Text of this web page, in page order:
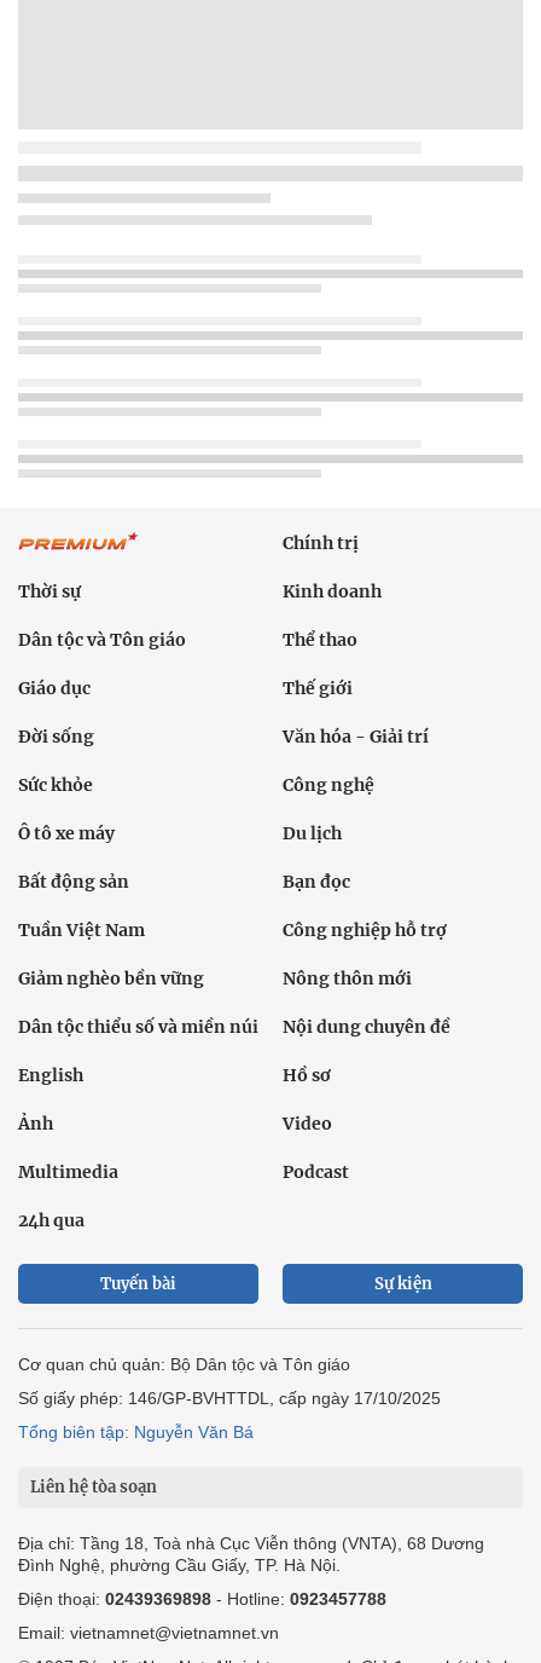
Chính trị
Thời sự Kinh doanh
Dân tộc và Tôn giáo Thể thao
Giáo dục Thế giới
Đời sống Văn hóa - Giải trí
Sức khỏe Công nghệ
Ô tô xe máy Du lịch
Bất động sản Bạn đọc
Tuần Việt Nam Công nghiệp hỗ trợ
Giảm nghèo bền vững Nông thôn mới
Dân tộc thiểu số và miền núi Nội dung chuyên đề
English Hồ sơ
Ảnh Video
Multimedia Podcast
24h qua
Tuyến bài Sự kiện
Cơ quan chủ quản: Bộ Dân tộc và Tôn giáo
Số giấy phép: 146/GP-BVHTTDL, cấp ngày 17/10/2025
Tổng biên tập: Nguyễn Văn Bá
Liên hệ tòa soạn
Địa chỉ: Tầng 18, Toà nhà Cục Viễn thông (VNTA), 68 Dương
Đình Nghệ, phường Cầu Giấy, TP. Hà Nội.
Điện thoại: 02439369898 - Hotline: 0923457788
Email: vietnamnet@vietnamnet.vn